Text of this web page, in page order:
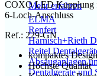
Mehr erfahren
ELMA
Renfert
Harnisch+Rieth
Reitel
Absauganlagen
Dentalgeräte und
COXO LED Kupplung
6-Loch-Anschluss
Ref.: 229-GN
kompaktes Design
Höchste Qualität